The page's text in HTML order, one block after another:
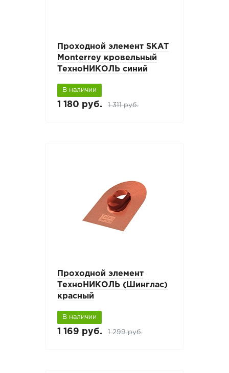
Проходной элемент SKAT
Monterrey кровельный
ТехноНИКОЛЬ синий
В наличии
1 180 руб. 1 311 руб.
Проходной элемент
ТехноНИКОЛЬ (Шинглас)
красный
В наличии
1 169 руб. 1 299 руб.